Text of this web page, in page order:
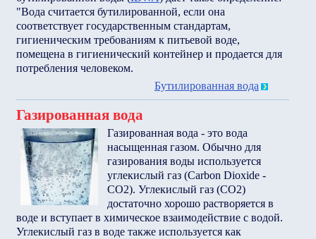
"Вода считается бутилированной, если она
соответствует государственным стандартам,
гигиеническим требованиям к питьевой воде,
помещена в гигиенический контейнер и продается для
потребления человеком.
Бутилированная вода
Газированная вода
Газированная вода - это вода
насыщенная газом. Обычно для
газирования воды используется
углекислый газ (Carbon Dioxide -
CO2). Углекислый газ (CO2)
достаточно хорошо растворяется в
воде и вступает в химическое взаимодействие с водой.
Углекислый газ в воде также используется как